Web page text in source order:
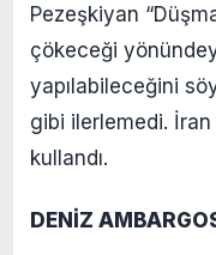
Pezeşkiyan
çökeceği
yapılabileceğini
gibi ilerlemedi. İran
kullandı.
DENİZ